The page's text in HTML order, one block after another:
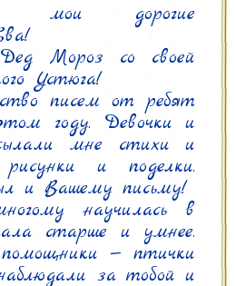
мои дорогие
Мороз со своей
Устюга!
писем от ребят
году. Девочки и
мне стихи и
рисунки и поделки.
и Вашему письму!
научилась в
старше и умнее.
— птички
за тобой и